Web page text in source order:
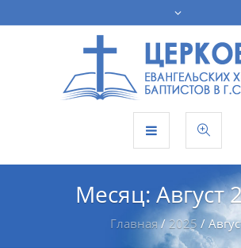
Месяц: Август
Главная /2025 /